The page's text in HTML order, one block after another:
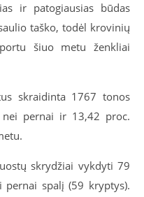
ir patogiausias būdas
taško, todėl krovinių
šiuo metu ženkliai
skraidinta 1767 tonos
pernai ir 13,42 proc.
skrydžiai vykdyti 79
spalį (59 kryptys).